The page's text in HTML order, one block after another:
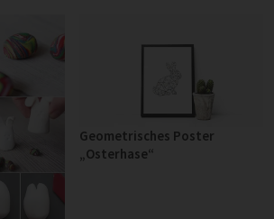
Geometrisches Poster
„Osterhase“